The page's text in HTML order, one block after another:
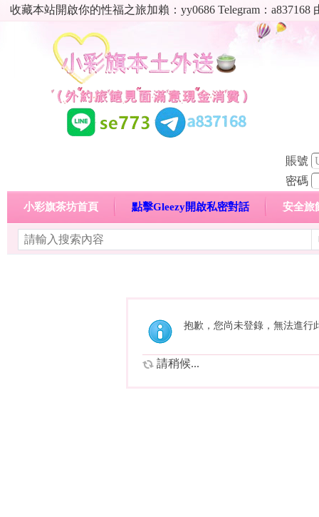
收藏本站開啟你的性福之旅加賴：yy0686 Telegram：
賬號
密碼
小彩旗茶坊首頁 點擊Gleezy開啟私密對話 安全旅
抱歉，您尚未登錄，無法進行
請稍候...